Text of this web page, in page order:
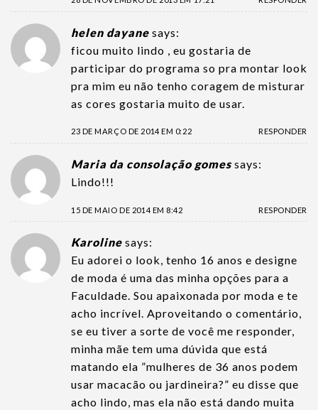
helen dayane says:
ficou muito lindo , eu gostaria de
participar do programa so pra montar look
pra mim eu não tenho coragem de misturar
as cores gostaria muito de usar.
23 DE MARÇO DE 2014 EM 0:22 RESPONDER
Maria da consolação gomes says:
Lindo!!!
15 DE MAIO DE 2014 EM 8:42 RESPONDER
Karoline says:
Eu adorei o look, tenho 16 anos e designe
de moda é uma das minha opções para a
Faculdade. Sou apaixonada por moda e te
acho incrível. Aproveitando o comentário,
se eu tiver a sorte de você me responder,
minha mãe tem uma dúvida que está
matando ela ”mulheres de 36 anos podem
usar macacão ou jardineira?” eu disse que
acho lindo, mas ela não está dando muita